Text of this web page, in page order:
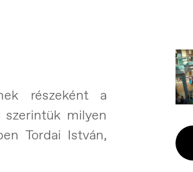
részeként a
milyen
Tordai István,